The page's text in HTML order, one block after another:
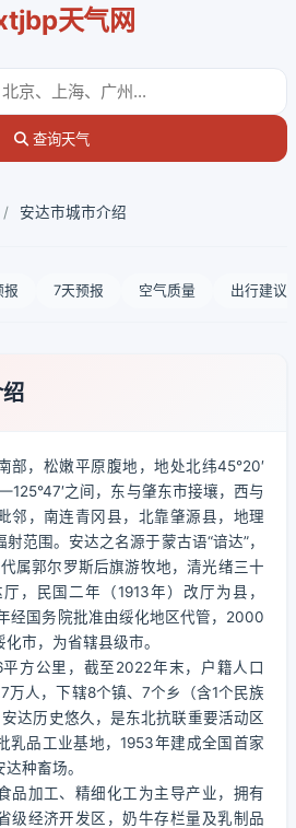
天气网
查询天气
/ 安达市城市介绍
报 7天预报 空气质量 出行建议
部，松嫩平原腹地，地处北纬45°20′
之间，东与肇东市接壤，西与
邻，南连青冈县，北靠肇源县，地理
范围。安达之名源于蒙古语“谙达”，
代属郭尔罗斯后旗游牧地，清光绪三十
，民国二年（1913年）改厅为县，
经国务院批准由绥化地区代管，2000
市，为省辖县级市。
方公里，截至2022年末，户籍人口
万人，下辖8个镇、7个乡（含1个民族
达历史悠久，是东北抗联重要活动区
乳品工业基地，1953年建成全国首家
种畜场。
品加工、精细化工为主导产业，拥有
级经济开发区，奶牛存栏量及乳制品